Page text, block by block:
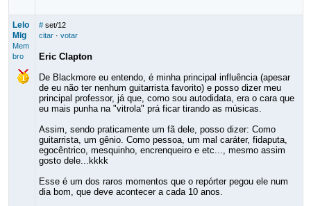
Lelo
Mig
Mem
bro
# set/12
citar· votar
Eric Clapton
De Blackmore eu entendo, é minha principal influência (apesar
de eu não ter nenhum guitarrista favorito) e posso dizer meu
principal professor, já que, como sou autodidata, era o cara que
eu mais punha na "vitrola" prá ficar tirando as músicas.
Assim, sendo praticamente um fã dele, posso dizer: Como
guitarrista, um gênio. Como pessoa, um mal caráter, fidaputa,
egocêntrico, mesquinho, encrenqueiro e etc..., mesmo assim
gosto dele...kkkk
Esse é um dos raros momentos que o repórter pegou ele num
dia bom, que deve acontecer a cada 10 anos.